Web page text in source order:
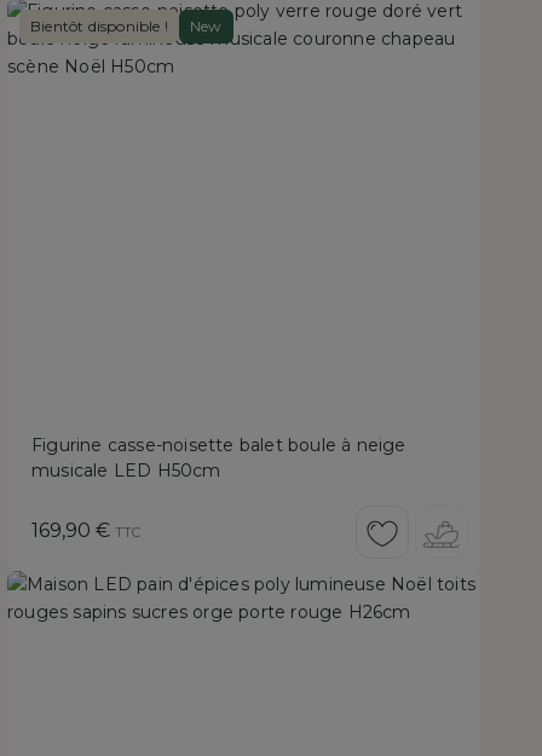
Bientôt disponible ! New
Figurine casse-noisette balet boule à neige
musicale LED H50cm
Prix
169,90 € TTC